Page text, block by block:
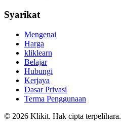
Syarikat
Mengenai
Harga
kliklearn
Belajar
Hubungi
Kerjaya
Dasar Privasi
Terma Penggunaan
© 2026 Klikit. Hak cipta terpelihara.